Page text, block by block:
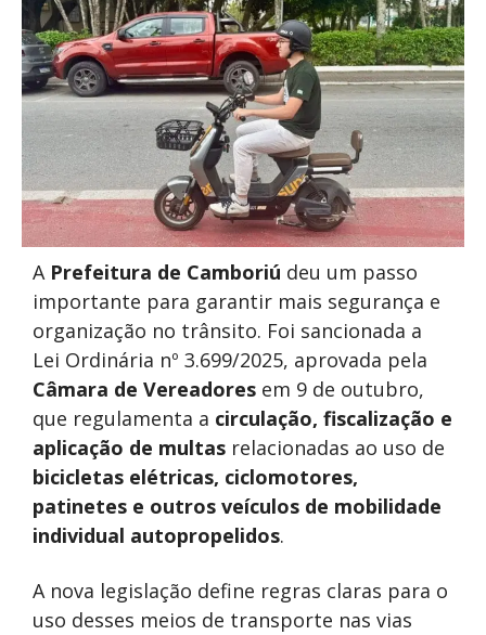
A Prefeitura de Camboriú deu um passo
importante para garantir mais segurança e
organização no trânsito. Foi sancionada a
Lei Ordinária nº 3.699/2025, aprovada pela
Câmara de Vereadores em 9 de outubro,
que regulamenta a circulação, fiscalização e
aplicação de multas relacionadas ao uso de
bicicletas elétricas, ciclomotores,
patinetes e outros veículos de mobilidade
individual autopropelidos.
A nova legislação define regras claras para o
uso desses meios de transporte nas vias